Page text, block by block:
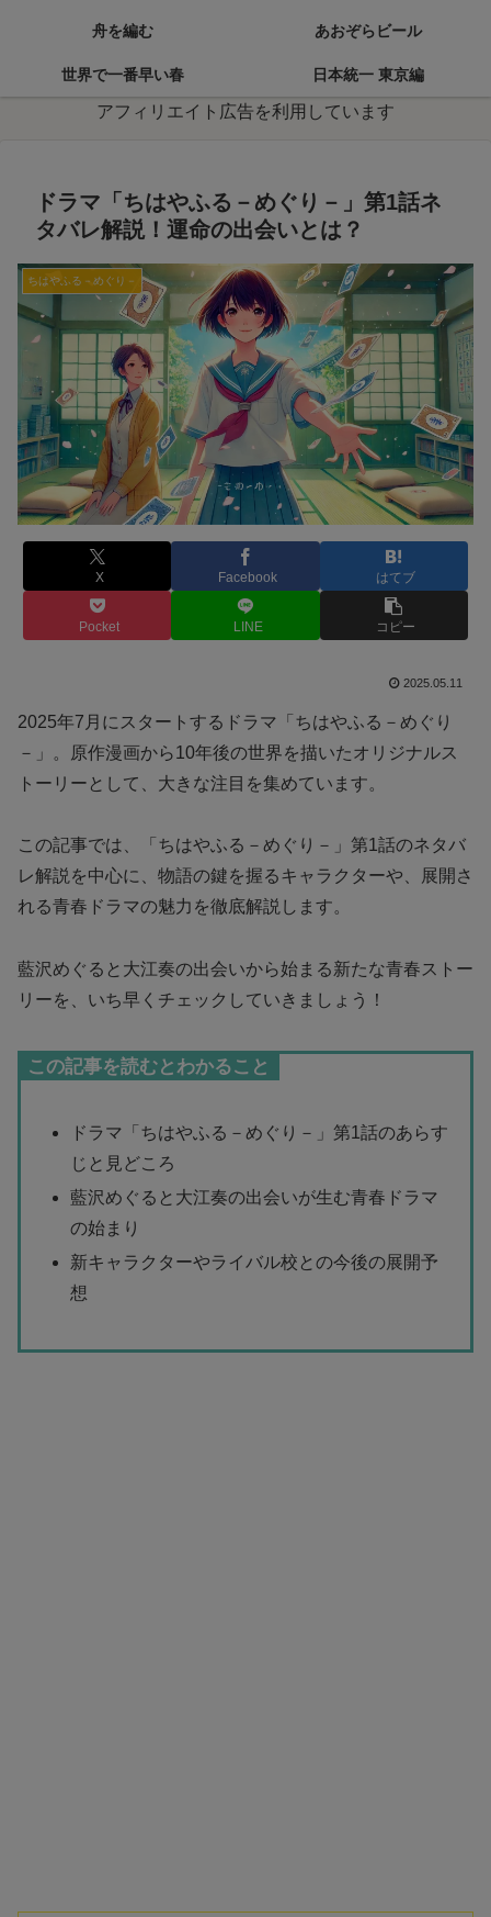
舟を編む あおぞらビール
世界で一番早い春 日本統一 東京編
アフィリエイト広告を利用しています
ドラマ「ちはやふる－めぐり－」第1話ネ
タバレ解説！運命の出会いとは？
ちはやふる－めぐり－
X Facebook はてブ
Pocket LINE コピー
2025.05.11
2025年7月にスタートするドラマ「ちはやふる－めぐり
－」。原作漫画から10年後の世界を描いたオリジナルス
トーリーとして、大きな注目を集めています。
この記事では、「ちはやふる－めぐり－」第1話のネタバ
レ解説を中心に、物語の鍵を握るキャラクターや、展開さ
れる青春ドラマの魅力を徹底解説します。
藍沢めぐると大江奏の出会いから始まる新たな青春ストー
リーを、いち早くチェックしていきましょう！
この記事を読むとわかること
ドラマ「ちはやふる－めぐり－」第1話のあらす
じと見どころ
藍沢めぐると大江奏の出会いが生む青春ドラマ
の始まり
新キャラクターやライバル校との今後の展開予
想